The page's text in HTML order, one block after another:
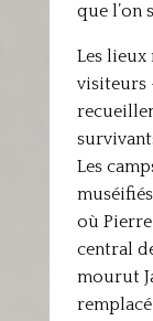
que l’on
Les lieux
visiteurs
Les
où
central
mourut